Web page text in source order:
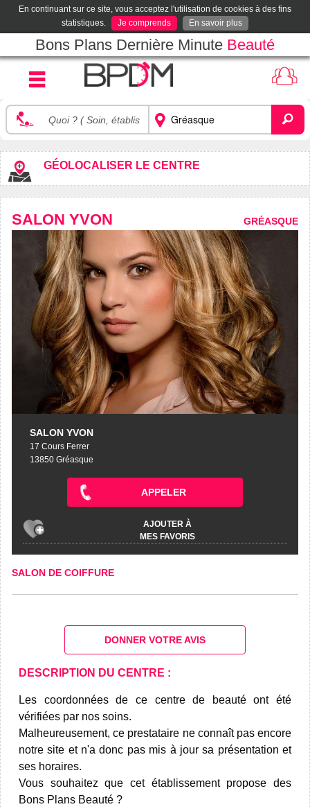
En continuant sur ce site, vous acceptez l'utilisation de cookies à des fins
statistiques.
Je comprends En savoir plus
Bons Plans Dernière Minute Beauté
GÉOLOCALISER LE CENTRE
SALON YVON GRÉASQUE
SALON YVON
17 Cours Ferrer
13850 Gréasque
APPELER
AJOUTER À
MES FAVORIS
SALON DE COIFFURE
DONNER VOTRE AVIS
DESCRIPTION DU CENTRE :
Les coordonnées de ce centre de beauté ont été
vérifiées par nos soins.
Malheureusement, ce prestataire ne connaît pas encore
notre site et n'a donc pas mis à jour sa présentation et
ses horaires.
Vous souhaitez que cet établissement propose des
Bons Plans Beauté ?